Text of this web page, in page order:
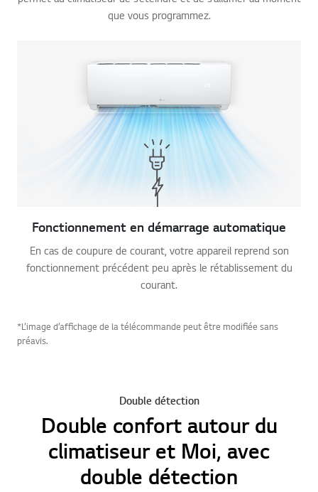
que vous programmez.
Fonctionnement en démarrage automatique
En cas de coupure de courant, votre appareil reprend son
fonctionnement précédent peu après le rétablissement du
courant.
*L’image d’affichage de la télécommande peut être modifiée sans
préavis.
Double détection
Double confort autour du
climatiseur et Moi, avec
double détection